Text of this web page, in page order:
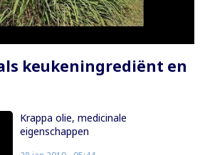
keukeningrediënt en
Krappa olie, medicinale
eigenschappen